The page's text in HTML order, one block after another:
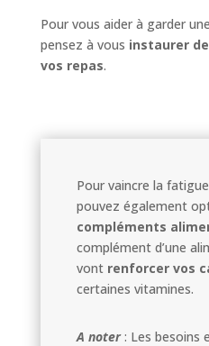
Pour vous aider à garder
pensez à vous instaurer
vos repas.
Pour vaincre la
pouvez également
compléments
complément d’une
vont renforcer vos
certaines vitamines.
A noter : Les besoins